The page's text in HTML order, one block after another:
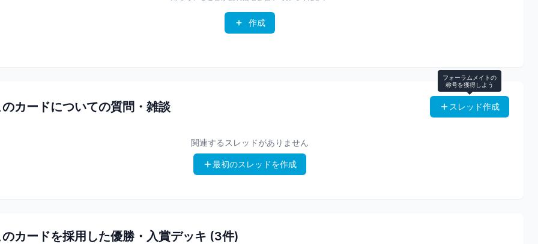
作成
カードについての質問・雑談
フォーラムメイトの
称号を獲得しよう
スレッド作成
関連するスレッドがありません
最初のスレッドを作成
カードを採用した優勝・入賞デッキ (3件)